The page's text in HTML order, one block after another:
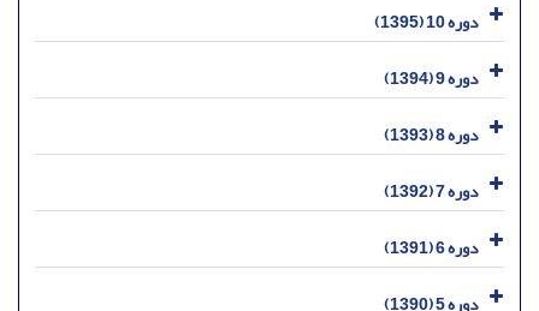
دوره 10 (1395)
دوره 9 (1394)
دوره 8 (1393)
دوره 7 (1392)
دوره 6 (1391)